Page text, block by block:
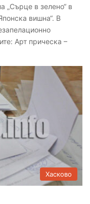
„Сърце в зелено“ в
вишна“. В
Арт прическа –
Хасково